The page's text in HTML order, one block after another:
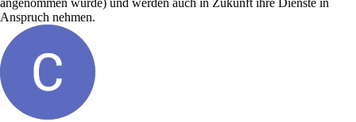
angenommen wurde) und werden auch in Zukunft ihre Dienste in
Anspruch nehmen.